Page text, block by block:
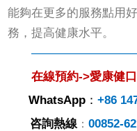
能夠在更多的服務點用
務，提高健康水平。
在線預約->愛康健
WhatsApp ：+86
咨詢熱線 ：00852-